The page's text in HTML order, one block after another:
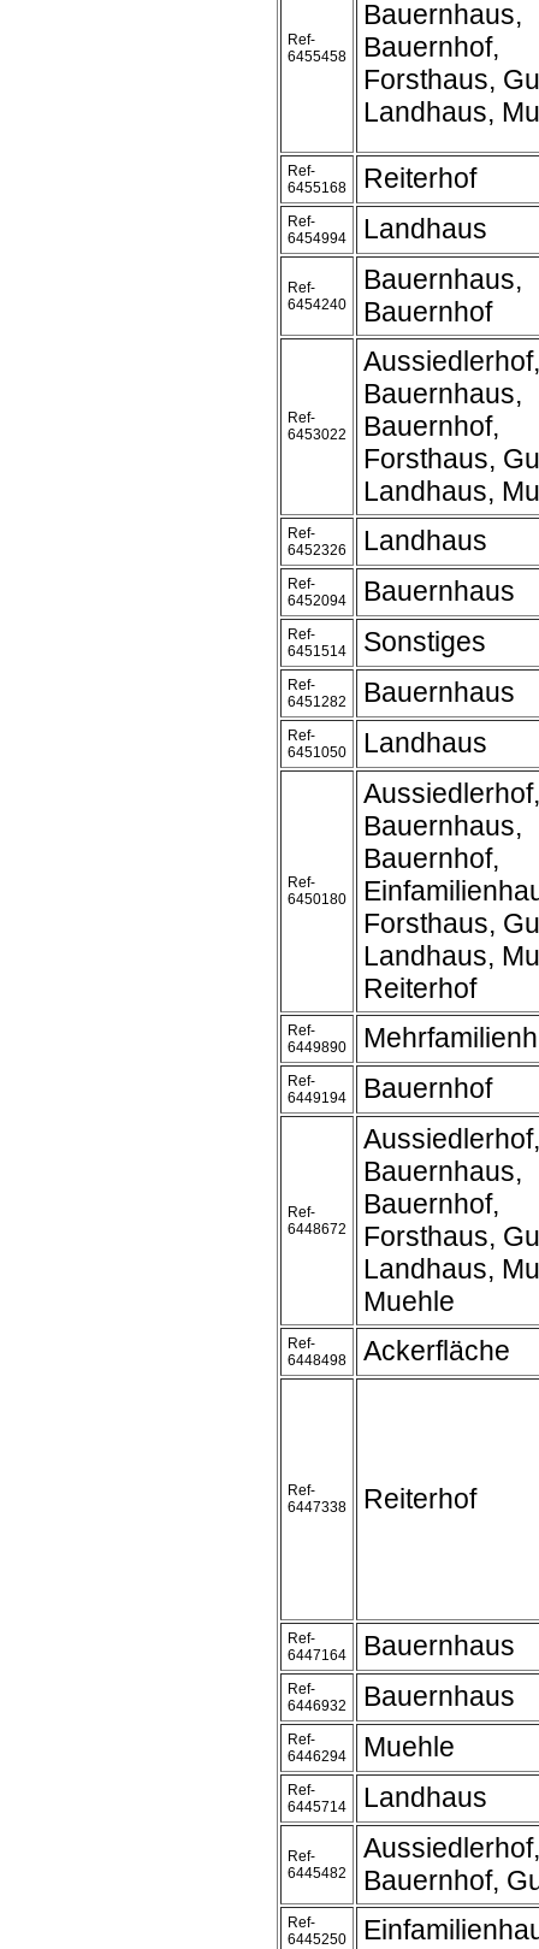
Ref-
6455458
Bauernhaus,
Bauernhof,
Forsthaus,
Landhaus,
Ref-
6455168
Reiterhof
Ref-
6454994
Landhaus
Ref-
6454240
Bauernhaus,
Bauernhof
Ref-
6453022
Aussiedlerhof,
Bauernhaus,
Bauernhof,
Forsthaus,
Landhaus,
Ref-
6452326
Landhaus
Ref-
6452094
Bauernhaus
Ref-
6451514
Sonstiges
Ref-
6451282
Bauernhaus
Ref-
6451050
Landhaus
Ref-
6450180
Aussiedlerhof,
Bauernhaus,
Bauernhof,
Forsthaus,
Landhaus,
Reiterhof
Ref-
6449890
Ref-
6449194
Bauernhof
Ref-
6448672
Aussiedlerhof,
Bauernhaus,
Bauernhof,
Forsthaus,
Landhaus,
Muehle
Ref-
6448498
Ackerfläche
Ref-
6447338
Reiterhof
Ref-
6447164
Bauernhaus
Ref-
6446932
Bauernhaus
Ref-
6446294
Muehle
Ref-
6445714
Landhaus
Ref-
6445482
Aussiedlerhof,
Bauernhof,
Ref-
6445250